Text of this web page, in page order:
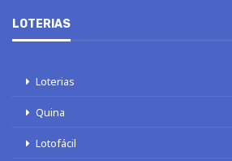
LOTERIAS
Loterias
Quina
Lotofácil